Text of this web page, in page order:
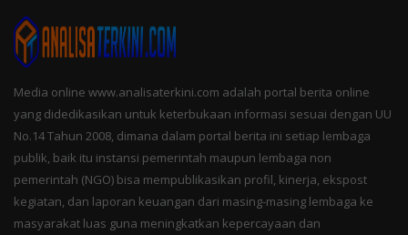
Media online www.analisaterkini.com adalah portal berita online
yang didedikasikan untuk keterbukaan informasi sesuai dengan UU
No.14 Tahun 2008, dimana dalam portal berita ini setiap lembaga
publik, baik itu instansi pemerintah maupun lembaga non
pemerintah (NGO) bisa mempublikasikan profil, kinerja, ekspost
kegiatan, dan laporan keuangan dari masing-masing lembaga ke
masyarakat luas guna meningkatkan kepercayaan dan